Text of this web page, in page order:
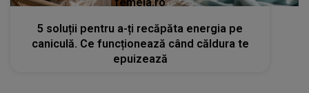
5 soluții pentru a-ți recăpăta energia pe
caniculă. Ce funcționează când căldura te
epuizează